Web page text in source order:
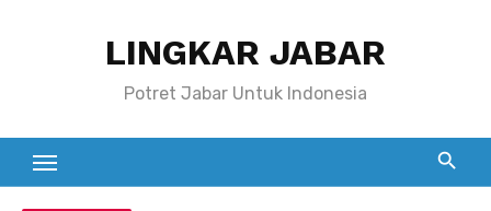
LINGKAR JABAR
Potret Jabar Untuk Indonesia